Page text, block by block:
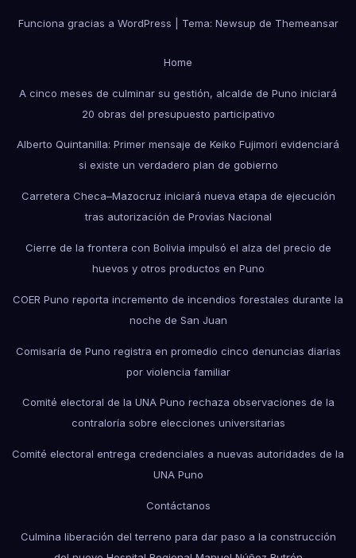
Funciona gracias a WordPress Tema: Newsup de Themeansar
Home
A cinco meses de culminar su gestión, alcalde de Puno iniciará
20 obras del presupuesto participativo
Alberto Quintanilla: Primer mensaje de Keiko Fujimori evidenciará
si existe un verdadero plan de gobierno
Carretera Checa–Mazocruz iniciará nueva etapa de ejecución
tras autorización de Provías Nacional
Cierre de la frontera con Bolivia impulsó el alza del precio de
huevos y otros productos en Puno
COER Puno reporta incremento de incendios forestales durante la
noche de San Juan
Comisaría de Puno registra en promedio cinco denuncias diarias
por violencia familiar
Comité electoral de la UNA Puno rechaza observaciones de la
contraloría sobre elecciones universitarias
Comité electoral entrega credenciales a nuevas autoridades de la
UNA Puno
Contáctanos
Culmina liberación del terreno para dar paso a la construcción